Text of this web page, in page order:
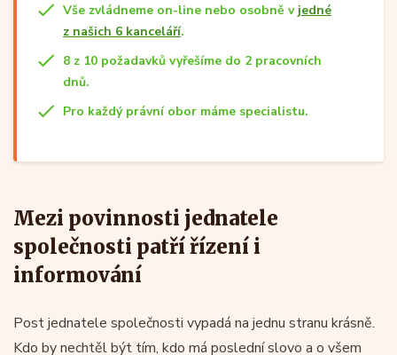
Vše zvládneme on-line nebo osobně v jedné
z našich 6 kanceláří.
8 z 10 požadavků vyřešíme do 2 pracovních
dnů.
Pro každý právní obor máme specialistu.
Mezi povinnosti jednatele
společnosti patří řízení i
informování
Post jednatele společnosti vypadá na jednu stranu krásně.
Kdo by nechtěl být tím, kdo má poslední slovo a o všem